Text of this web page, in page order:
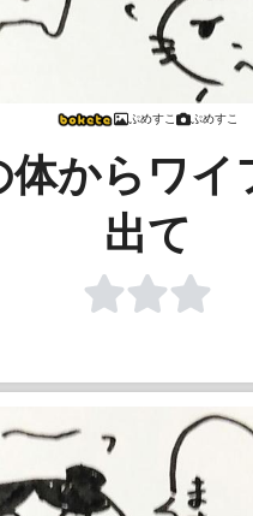
ぷめすこ ぷめすこ
体からワイ
出て